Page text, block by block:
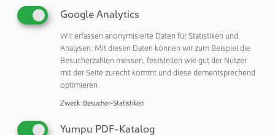
fachliche Kompetenz des größten europäischen
Wirtschafts- und Branchenverbandes.
25 Jahre gelebte Partnerschaft
„Die Verbindung zwischen dem VDMA und Pfeiffer
Vacuum+Fab Solutions besteht bereits seit 2001.
Ausgangspunkt war die Teilnahme an einem Projekt des
engagieren sich über 40 Mitarbeiter von Pfeiffer aktiv im
Google Analytics
Wir erfassen anonymisierte Daten für Statistiken und
Analysen. Mit diesen Daten können wir zum Beispiel die
Besucherzahlen messen, feststellen wie gut der Nutzer
mit der Seite zurecht kommt und diese dementsprechend
optimieren.
Zweck: Besucher-Statistiken
Yumpu PDF-Katalog